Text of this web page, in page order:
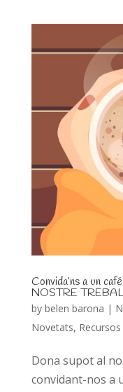
Convida’ns a un
NOSTRE
by belen barona |
Novetats, Recursos
Dona supot al
convidant-nos a